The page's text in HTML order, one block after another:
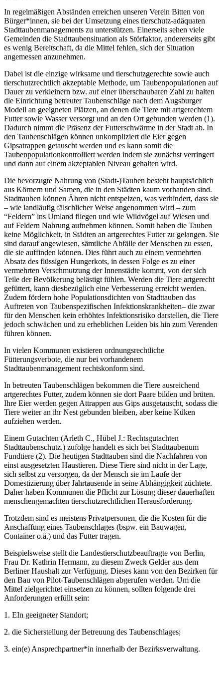
In regelmäßigen Abständen erreichen unseren Verein Bitten von
Bürger*innen, sie bei der Umsetzung eines tierschutz-adäquaten
Stadttaubenmanagements zu unterstützen. Einerseits sehen viele
Gemeinden die Stadttaubensituation als Störfaktor, andererseits gibt
es wenig Bereitschaft, da die Mittel fehlen, sich der Situation
angemessen anzunehmen.
Dabei ist die einzige wirksame und tierschutzgerechte sowie auch
tierschutzrechtlich akzeptable Methode, um Taubenpopulationen auf
Dauer zu verkleinern bzw. auf einer überschaubaren Zahl zu halten
die Einrichtung betreuter Taubenschläge nach dem Augsburger
Modell an geeigneten Plätzen, an denen die Tiere mit artgerechtem
Futter sowie Wasser versorgt und an den Ort gebunden werden (1).
Dadurch nimmt die Präsenz der Futterschwärme in der Stadt ab. In
den Taubenschlägen können unkompliziert die Eier gegen
Gipsatrappen getauscht werden und es kann somit die
Taubenpopulationkontrolliert werden indem sie zunächst verringert
und dann auf einem akzeptablen Niveau gehalten wird.
Die bevorzugte Nahrung von (Stadt-)Tauben besteht hauptsächlich
aus Körnern und Samen, die in den Städten kaum vorhanden sind.
Stadttauben können Ähren nicht entspelzen, was verhindert, dass sie
– wie landläufig fälschlicher Weise angenommen wird – zum
“Feldern” ins Umland fliegen und wie Wildvögel auf Wiesen und
auf Feldern Nahrung aufnehmen können. Somit haben die Tauben
keine Möglichkeit, in Städten an artgerechtes Futter zu gelangen. Sie
sind darauf angewiesen, sämtliche Abfälle der Menschen zu essen,
die sie auffinden können. Dies führt auch zu einem vermehrten
Absatz des flüssigen Hungerkots, in dessen Folge es zu einer
vermehrten Verschmutzung der Innenstädte kommt, von der sich
Teile der Bevölkerung belästigt fühlen. Werden die Tiere artgerecht
gefüttert, kann diesbezüglich eine Verbesserung erreicht werden.
Zudem fördern hohe Populationsdichten von Stadttauben das
Auftreten von Taubenspezifischen Infektionskrankheiten– die zwar
für den Menschen kein erhöhtes Infektionsrisiko darstellen, die Tiere
jedoch schwächen und zu erheblichen Leiden bis hin zum Verenden
führen können.
In vielen Kommunen existieren ordnungsrechtliche
Fütterungsverbote, die nur bei vorhandenem
Stadttaubenmanagement rechtskonform sind.
In betreuten Taubenschlägen bekommen die Tiere ausreichend
artgerechtes Futter, zudem können sie dort Paare bilden und brüten.
Ihre Eier werden gegen Attrappen aus Gips ausgetauscht, sodass die
Tiere weiter an ihr Nest gebunden bleiben, aber keine Küken
aufziehen werden.
Einem Gutachten (Arleth C., Hübel J.: Rechtsgutachten
Stadttaubenschutz.) zufolge handelt es sich bei Stadttaubenum
Fundtiere (2). Die heutigen Stadttauben sind die Nachfahren von
einst ausgesetzten Haustieren. Diese Tiere sind nicht in der Lage,
sich selbst zu versorgen, da der Mensch sie im Laufe der
Domestizierung über Jahrtausende in seine Abhängigkeit züchtete.
Daher haben Kommunen die Pflicht zur Lösung dieser dauerhaften
menschengemachten tierschutzrechtlichen Herausforderung.
Trotzdem sind es meistens Privatpersonen, die die Kosten für die
Anschaffung eines Taubenschlages (bspw. ein Bauwagen,
Container o.ä.) und das Futter tragen.
Beispielsweise stellt die Landestierschutzbeauftragte von Berlin,
Frau Dr. Kathrin Hermann, zu diesem Zweck Gelder aus dem
Berliner Haushalt zur Verfügung. Dieses kann von den Bezirken für
den Bau von Pilot-Taubenschlägen abgerufen werden. Um die
Mittel zielgerichtet einsetzen zu können, sollten folgende drei
Anforderungen erfüllt sein:
1. EIn geeigneter Standort;
2. die Sicherstellung der Betreuung des Taubenschlages;
3. ein(e) Ansprechpartner*in innerhalb der Bezirksverwaltung.